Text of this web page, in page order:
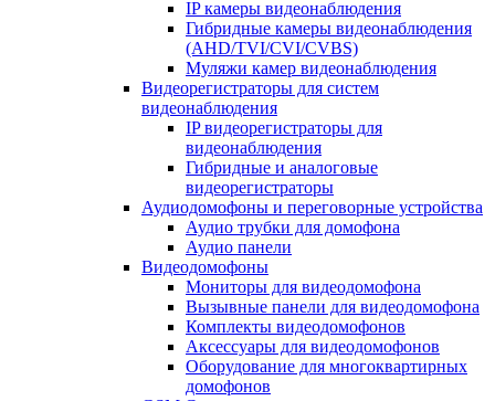
IP камеры видеонаблюдения
Гибридные камеры видеонаблюдения
(AHD/TVI/CVI/CVBS)
Муляжи камер видеонаблюдения
Видеорегистраторы для систем
видеонаблюдения
IP видеорегистраторы для
видеонаблюдения
Гибридные и аналоговые
видеорегистраторы
Аудиодомофоны и переговорные устройства
Аудио трубки для домофона
Аудио панели
Видеодомофоны
Мониторы для видеодомофона
Вызывные панели для видеодомофона
Комплекты видеодомофонов
Аксессуары для видеодомофонов
Оборудование для многоквартирных
домофонов